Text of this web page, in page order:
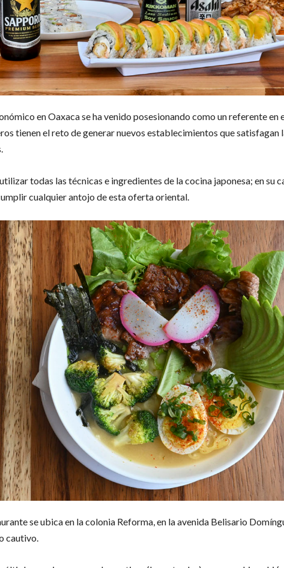
en Oaxaca se ha venido posesionando como un referente en
tienen el reto de generar nuevos establecimientos que satisfagan
todas las técnicas e ingredientes de la cocina japonesa; en su
cualquier antojo de esta oferta oriental.
se ubica en la colonia Reforma, en la avenida Belisario
cautivo.